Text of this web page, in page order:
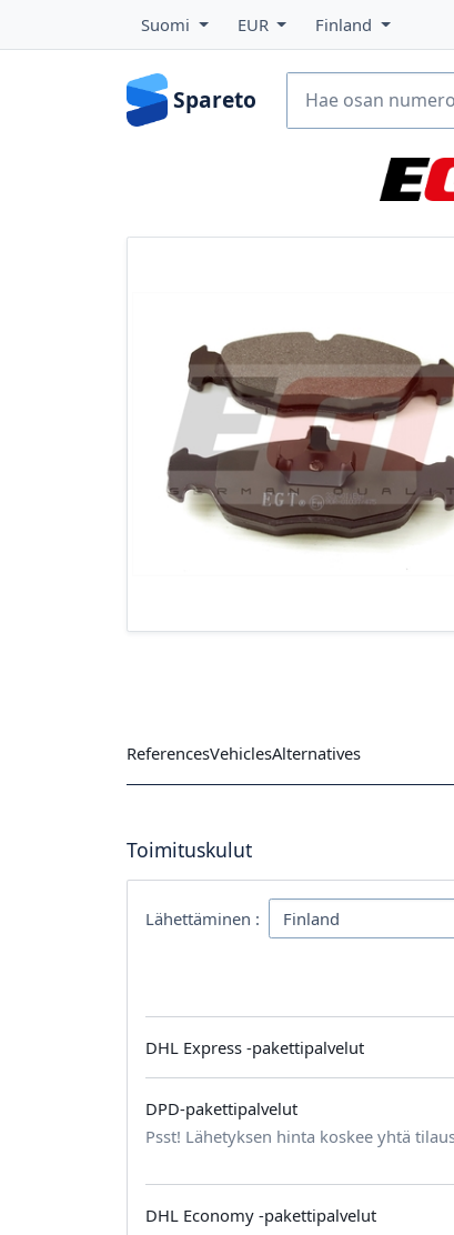
Suomi EUR Finland
Spareto
ReferencesVehiclesAlternatives
Toimituskulut
Lähettäminen :
DHL Express -pakettipalvelut
DPD-pakettipalvelut
Psst! Lähetyksen hinta koskee yhtä
DHL Economy -pakettipalvelut